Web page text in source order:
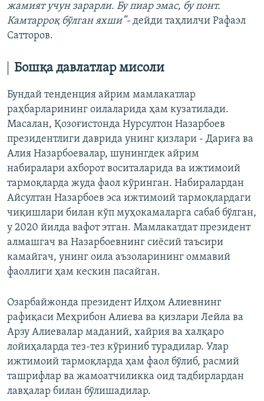
жамият учун зарарли. Бу пиар эмас, бу понт.
Камтарроқ бўлган яхши”- дейди таҳлилчи Рафаэл
Сатторов.
Бошқа давлатлар мисоли
Бундай тенденция айрим мамлакатлар
раҳбарларининг оилаларида ҳам кузатилади.
Масалан, Қозоғистонда Нурсултон Назарбоев
президентлиги даврида унинг қизлари - Дариға ва
Алия Назарбоевалар, шунингдек айрим
набиралари ахборот воситаларида ва ижтимоий
тармоқларда жуда фаол кўринган. Набиралардан
Айсултан Назарбоев эса ижтимоий тармоқлардаги
чиқишлари билан кўп муҳокамаларга сабаб бўлган,
у 2020 йилда вафот этган. Мамлакатдат президент
алмашгач ва Назарбоевнинг сиёсий таъсири
камайгач, унинг оила аъзоларининг оммавий
фаоллиги ҳам кескин пасайган.
Озарбайжонда президент Илҳом Алиевнинг
рафиқаси Меҳрибон Алиева ва қизлари Лейла ва
Арзу Алиевалар маданий, хайрия ва халқаро
лойиҳаларда тез-тез кўриниб турадилар. Улар
ижтимоий тармоқларда ҳам фаол бўлиб, расмий
ташрифлар ва жамоатчиликка оид тадбирлардан
лавҳалар билан бўлишадилар.